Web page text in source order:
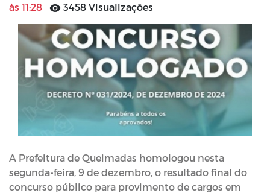
às 11:28
3458 Visualizações
A Prefeitura de Queimadas homologou nesta
segunda-feira, 9 de dezembro, o resultado final do
concurso público para provimento de cargos em